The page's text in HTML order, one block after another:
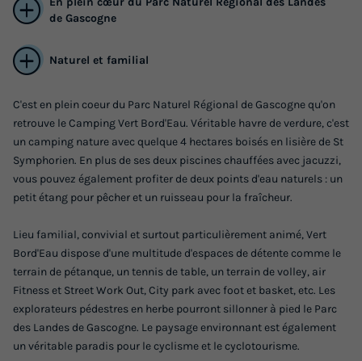
plancher bois, 2 chambres, cuisine
équipée, terrasse
Adultes Chambres
Animaux autorisés * Cafetière Réfrigérateur Micro-ondes
TENTE TOILE ET BOIS 4 personnes - plancher bois, 2
chambres, cuisine équipée, terrasse
du30/08/2026au 06/09/2026
Meilleur prix pour 7 nuits
Modifier les dates
de Gascogne
Naturel et familial
C'est en plein coeur du Parc Naturel Régional de Gascogne qu'on
retrouve le Camping Vert Bord'Eau. Véritable havre de verdure, c'est
un camping nature avec quelque 4 hectares boisés en lisière de St
Symphorien. En plus de ses deux piscines chauffées avec jacuzzi,
vous pouvez également profiter de deux points d'eau naturels : un
petit étang pour pêcher et un ruisseau pour la fraîcheur.
Lieu familial, convivial et surtout particulièrement animé, Vert
Bord'Eau dispose d'une multitude d'espaces de détente comme le
terrain de pétanque, un tennis de table, un terrain de volley, air
Fitness et Street Work Out, City park avec foot et basket, etc. Les
explorateurs pédestres en herbe pourront sillonner à pied le Parc
des Landes de Gascogne. Le paysage environnant est également
un véritable paradis pour le cyclisme et le cyclotourisme.